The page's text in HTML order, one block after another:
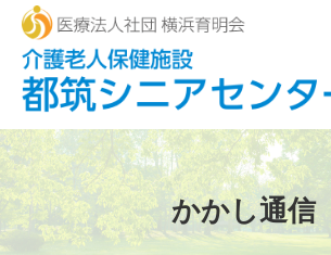
かかし通信